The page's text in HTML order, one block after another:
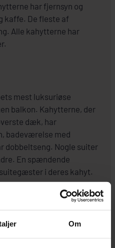
Om
har fjernsyn og
kaffe. De fleste af
Alle kahytterne har
mest luksuriøse
balkon. Kahytterne, der
dæk, har
badeværelse med
dobbeltseng. Nogle suiter
En spændende
i deres kahyt.
og få en
i komfort
Norges mest